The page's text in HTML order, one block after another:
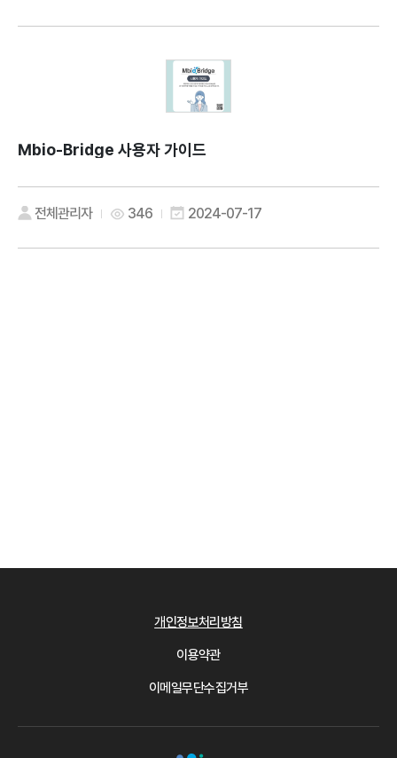
Mbio-Bridge 사용자 가이드
전체관리자 346 2024-07-17
개인정보처리방침
이용약관
이메일무단수집거부